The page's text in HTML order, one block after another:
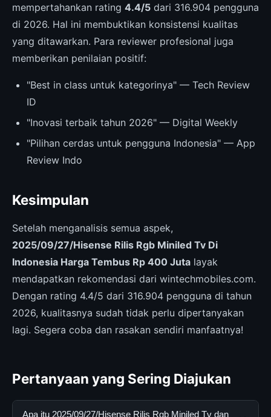
mempertahankan rating 4.4/5 dari 316.904 pengguna
di 2026. Hal ini membuktikan konsistensi kualitas
yang ditawarkan. Para reviewer profesional juga
memberikan penilaian positif:
"Best in class untuk kategorinya" — Tech Review
ID
"Inovasi terbaik tahun 2026" — Digital Weekly
"Pilihan cerdas untuk pengguna Indonesia" — App
Review Indo
Kesimpulan
Setelah menganalisis semua aspek,
2025/09/27/Hisense Rilis Rgb Miniled Tv Di
Indonesia Harga Tembus Rp 400 Juta layak
mendapatkan rekomendasi dari wintechmobiles.com.
Dengan rating 4.4/5 dari 316.904 pengguna di tahun
2026, kualitasnya sudah tidak perlu dipertanyakan
lagi. Segera coba dan rasakan sendiri manfaatnya!
Pertanyaan yang Sering Diajukan
Apa itu 2025/09/27/Hisense Rilis Rgb Miniled Tv dan